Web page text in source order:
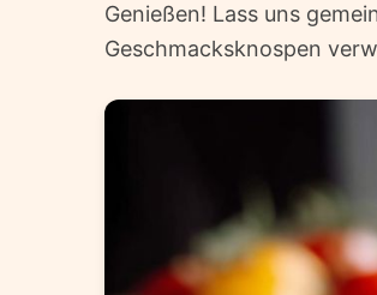
Genießen! Lass uns
Geschmacksknospen